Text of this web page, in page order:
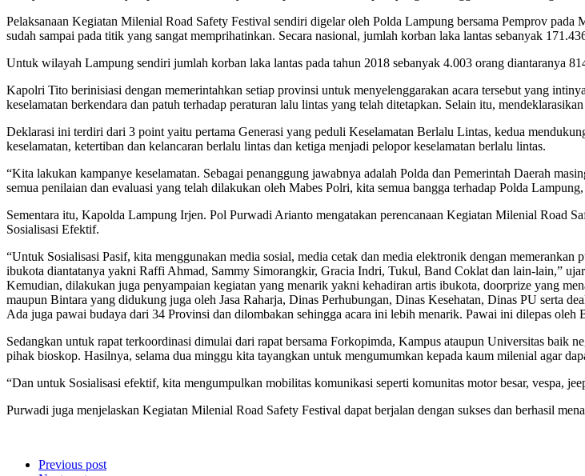
Pelaksanaan Kegiatan Milenial Road Safety Festival sendiri digelar oleh Polda Lampung bersama Pemprov
sudah sampai pada titik yang sangat memprihatinkan. Secara nasional, jumlah korban laka lantas sebanyak
Untuk wilayah Lampung sendiri jumlah korban laka lantas pada tahun 2018 sebanyak 4.003 orang diantaranya
Kapolri Tito berinisiasi dengan memerintahkan setiap provinsi untuk menyelenggarakan acara tersebut yang
keselamatan berkendara dan patuh terhadap peraturan lalu lintas yang telah ditetapkan. Selain itu,
Deklarasi ini terdiri dari 3 point yaitu pertama Generasi yang peduli Keselamatan Berlalu Lintas, kedua
keselamatan, ketertiban dan kelancaran berlalu lintas dan ketiga menjadi pelopor keselamatan berlalu lintas.
“Kita lakukan kampanye keselamatan. Sebagai penanggung jawabnya adalah Polda dan Pemerintah Daerah
semua penilaian dan evaluasi yang telah dilakukan oleh Mabes Polri, kita semua bangga terhadap Polda
Sementara itu, Kapolda Lampung Irjen. Pol Purwadi Arianto mengatakan perencanaan Kegiatan Milenial Road
Sosialisasi Efektif.
“Untuk Sosialisasi Pasif, kita menggunakan media sosial, media cetak dan media elektronik dengan
ibukota diantatanya yakni Raffi Ahmad, Sammy Simorangkir, Gracia Indri, Tukul, Band Coklat dan lain-lain,”
Kemudian, dilakukan juga penyampaian kegiatan yang menarik yakni kehadiran artis ibukota, doorprize yang
maupun Bintara yang didukung juga oleh Jasa Raharja, Dinas Perhubungan, Dinas Kesehatan, Dinas PU serta
Ada juga pawai budaya dari 34 Provinsi dan dilombakan sehingga acara ini lebih menarik. Pawai ini dilepas
Sedangkan untuk rapat terkoordinasi dimulai dari rapat bersama Forkopimda, Kampus ataupun Universitas baik
pihak bioskop. Hasilnya, selama dua minggu kita tayangkan untuk mengumumkan kepada kaum milenial agar
“Dan untuk Sosialisasi efektif, kita mengumpulkan mobilitas komunikasi seperti komunitas motor besar, vespa,
Purwadi juga menjelaskan Kegiatan Milenial Road Safety Festival dapat berjalan dengan sukses dan berhasil
Previous post